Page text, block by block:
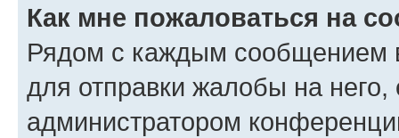
Как мне пожаловаться на
Рядом с каждым сообщением
для отправки жалобы на
администратором